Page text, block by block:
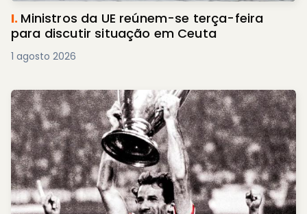
I. Ministros da UE reúnem-se terça-feira
para discutir situação em Ceuta
1 agosto 2026